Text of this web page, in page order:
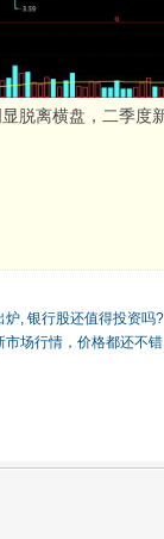
脱离横盘，二季度
炉, 银行股还值得投资吗?
市场行情，价格都还不